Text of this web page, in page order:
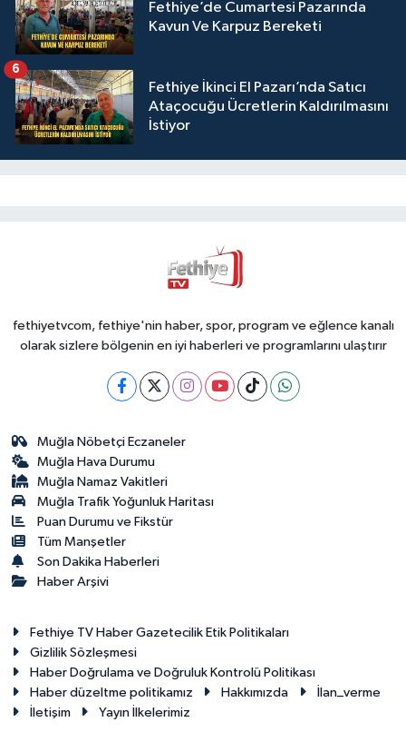
Fethiye’de Cumartesi Pazarında
Kavun Ve Karpuz Bereketi
Fethiye İkinci El Pazarı’nda Satıcı
Ataçocuğu Ücretlerin Kaldırılmasını
İstiyor
6
fethiyetvcom, fethiye'nin haber, spor, program ve eğlence kanalı
olarak sizlere bölgenin en iyi haberleri ve programlarını ulaştırır
Muğla Nöbetçi Eczaneler
Muğla Hava Durumu
Muğla Namaz Vakitleri
Muğla Trafik Yoğunluk Haritası
Puan Durumu ve Fikstür
Tüm Manşetler
Son Dakika Haberleri
Haber Arşivi
Fethiye TV Haber Gazetecilik Etik Politikaları
Gizlilik Sözleşmesi
Haber Doğrulama ve Doğruluk Kontrolü Politikası
Haber düzeltme politikamız
Hakkımızda
İlan_verme
İletişim
Yayın İlkelerimiz